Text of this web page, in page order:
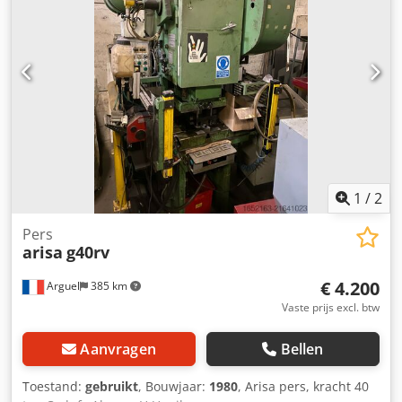
1 /2
Arguel 385 km
Pers
arisa g40rv
€ 4.200
Vaste prijs excl. btw
Aanvragen Bellen
Toestand: gebruikt, Bouwjaar: 1980, Arisa pers, kracht 40